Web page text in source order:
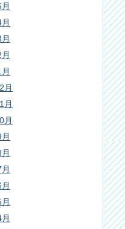
月
月
月